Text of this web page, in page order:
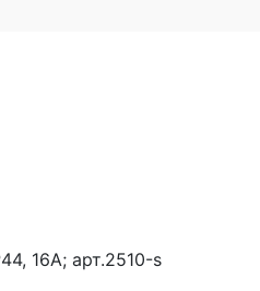
16А; арт.2510-s